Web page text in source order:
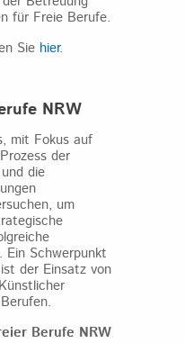
für Freie Berufe.
Sie hier.
NRW
mit Fokus auf
der
die
um
Ein Schwerpunkt
der Einsatz von
Berufe NRW